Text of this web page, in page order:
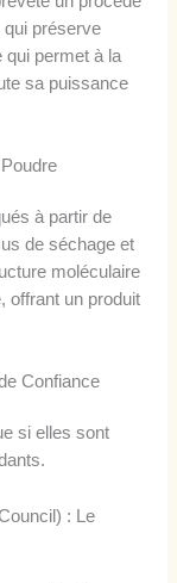
qui préserve
qui permet à la
sa puissance
à partir de
de séchage et
moléculaire
offrant un produit
Confiance
si elles sont
: Le